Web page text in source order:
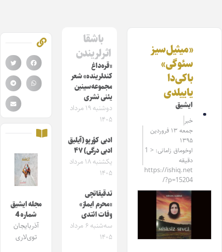
«میثیل‌سیز
سئوگی»
باکی‌دا
یاییلدی
ایشیق
خبر
جمعه ۱۳ فروردین
۱۳۹۵
اوخوماق زامانی: < 1
دقیقه
https://ishiq.net
/?p=15204
باشقا
اثرلریندن
«قره‌داغ
کندلرینده» شعر
مجموعه‌سینین
یئنی نشری
دوشنبه ۱۹ مرداد
۱۴۰۵
ادبی کؤرپو (آیلیق
ادبی درگی) ۴۷
یکشنبه ۱۸ مرداد
۱۴۰۵
تدقیقاتچی
«محرم ایماز»
وفات ائتدی
سه‌شنبه ۶ مرداد
۱۴۰۵
مجله ایشیق
شماره 4
آذربایجان
توی‌لاری